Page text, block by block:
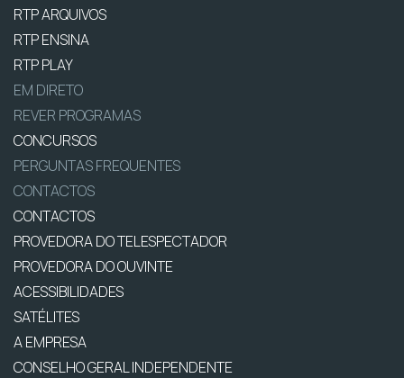
RTP ARQUIVOS
RTP ENSINA
RTP PLAY
EM DIRETO
REVER PROGRAMAS
CONCURSOS
PERGUNTAS FREQUENTES
CONTACTOS
CONTACTOS
PROVEDORA DO TELESPECTADOR
PROVEDORA DO OUVINTE
ACESSIBILIDADES
SATÉLITES
A EMPRESA
CONSELHO GERAL INDEPENDENTE